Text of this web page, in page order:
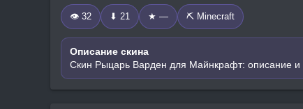
👁 32 ⬇ 21 ★ — ⛏️ Minecraft
Описание скина
Скин Рыцарь Варден для Майнкрафт: описание и